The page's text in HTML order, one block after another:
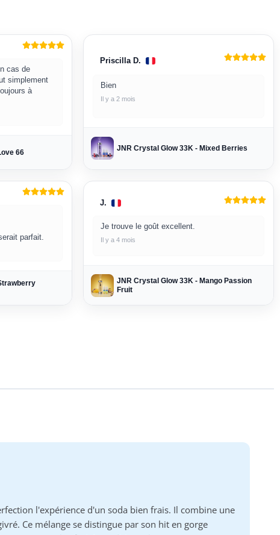
cas de
simplement
à
66
Priscilla D.
Bien
Il y a 2 mois
JNR Crystal Glow 33K - Mixed Berries
parfait.
J.
Je trouve le goût excellent.
Il y a 4 mois
JNR Crystal Glow 33K - Mango Passion
Fruit
l'expérience d'un soda bien frais. Il combine une
Ce mélange se distingue par son hit en gorge